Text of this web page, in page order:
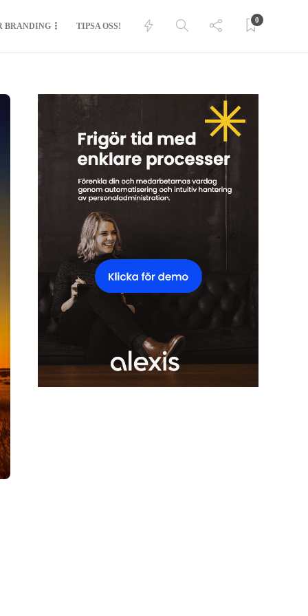
BRANDING TIPSA OSS!
0